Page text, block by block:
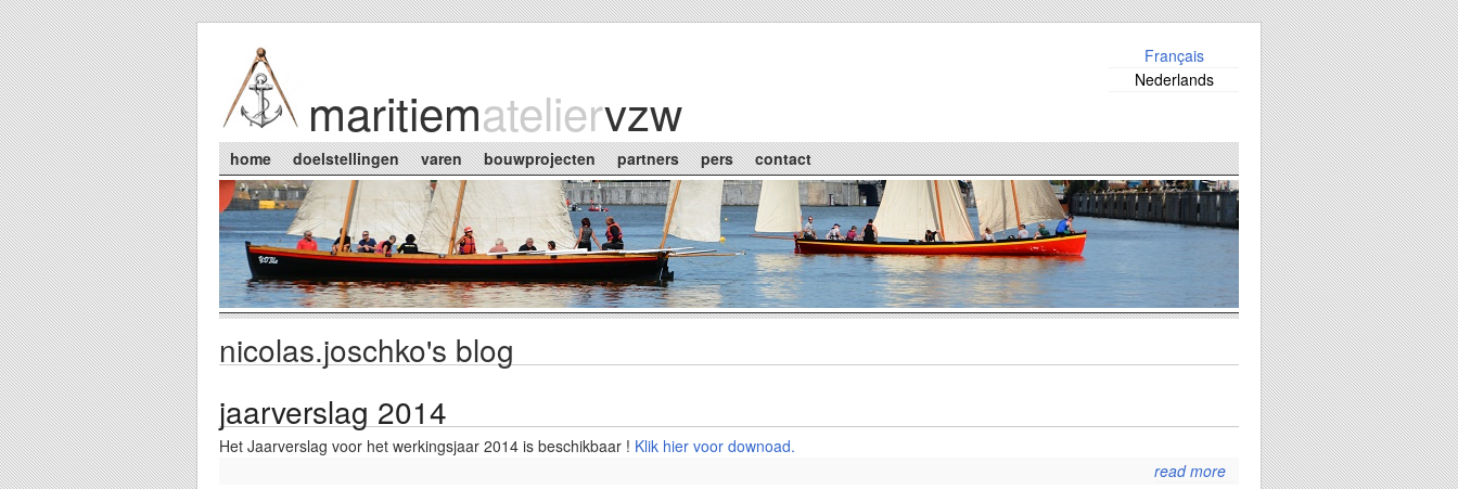
Skip to main content
maritiemateliervzw
Français
Nederlands
Main menu
home doelstellingen varen bouwprojecten partners pers contact
You are here
nicolas.joschko's blog
jaarverslag 2014
Het Jaarverslag voor het werkingsjaar 2014 is beschikbaar ! Klik hier voor downoad.
read more
about